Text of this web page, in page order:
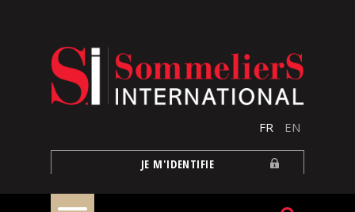
FR EN
JE M'IDENTIFIE